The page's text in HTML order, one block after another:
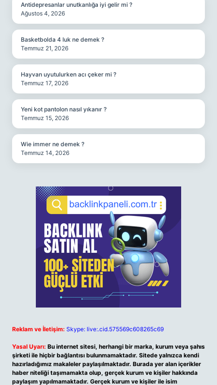
Antidepresanlar unutkanlığa iyi gelir mi ?
Ağustos 4, 2026
Basketbolda 4 luk ne demek ?
Temmuz 21, 2026
Hayvan uyutulurken acı çeker mi ?
Temmuz 17, 2026
Yeni kot pantolon nasıl yıkanır ?
Temmuz 15, 2026
Wie immer ne demek ?
Temmuz 14, 2026
Reklam ve İletişim: Skype: live:.cid.575569c608265c69
Yasal Uyarı: Bu internet sitesi, herhangi bir marka, kurum veya şahıs
şirketi ile hiçbir bağlantısı bulunmamaktadır. Sitede yalnızca kendi
hazırladığımız makaleler paylaşılmaktadır. Burada yer alan içerikler
haber niteliği taşımamakta olup, gerçek kurum ve kişiler hakkında
paylaşım yapılmamaktadır. Gerçek kurum ve kişiler ile isim